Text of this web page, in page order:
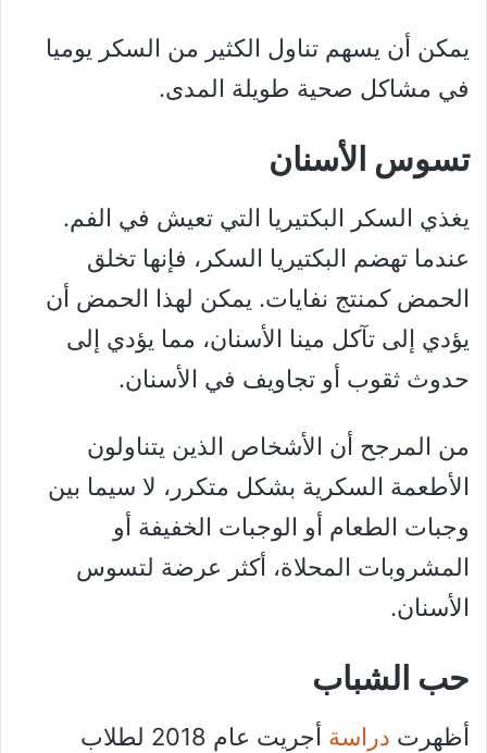
يمكن أن يسهم تناول الكثير من السكر يوميا
في مشاكل صحية طويلة المدى.
تسوس الأسنان
يغذي السكر البكتيريا التي تعيش في الفم.
عندما تهضم البكتيريا السكر، فإنها تخلق
الحمض كمنتج نفايات. يمكن لهذا الحمض أن
يؤدي إلى تآكل مينا الأسنان، مما يؤدي إلى
حدوث ثقوب أو تجاويف في الأسنان.
من المرجح أن الأشخاص الذين يتناولون
الأطعمة السكرية بشكل متكرر، لا سيما بين
وجبات الطعام أو الوجبات الخفيفة أو
المشروبات المحلاة، أكثر عرضة لتسوس
الأسنان.
حب الشباب
أظهرت دراسة
أجريت عام 2018 لطلاب